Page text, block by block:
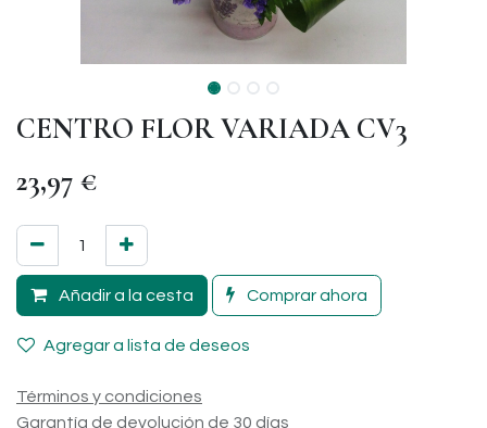
CENTRO FLOR VARIADA CV3
23,97 €
Añadir a la cesta Comprar ahora
Agregar a lista de deseos
Términos y condiciones
Garantía de devolución de 30 días